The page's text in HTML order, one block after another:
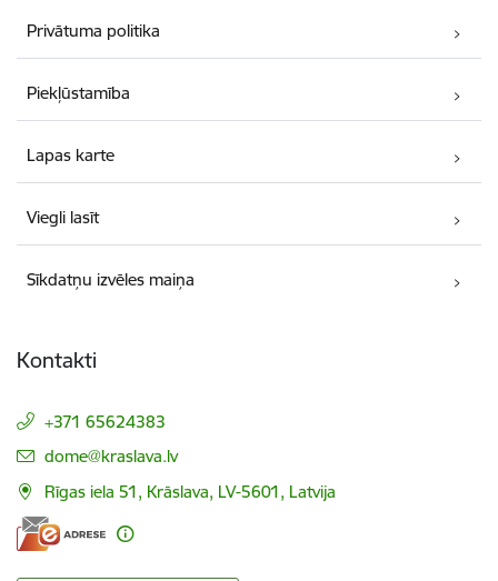
Privātuma politika
Piekļūstamība
Lapas karte
Viegli lasīt
Sīkdatņu izvēles maiņa
Kontakti
+371 65624383
E-pasts:
dome@kraslava.lv
Rīgas iela 51, Krāslava, LV-5601, Latvija